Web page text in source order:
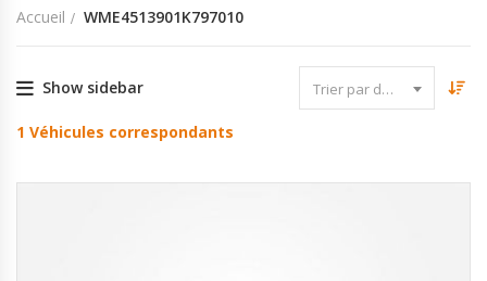
Accueil WME4513901K797010
Show sidebar Trier par date
1 Véhicules correspondants